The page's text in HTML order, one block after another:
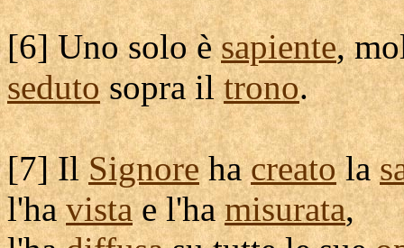
[6] Uno solo èsapiente,
sedutosopra iltrono.
[7] IlSignorehacreatola
l'havistae l'hamisurata,